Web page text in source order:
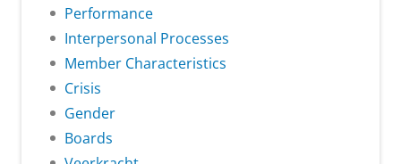
Performance
Interpersonal Processes
Member Characteristics
Crisis
Gender
Boards